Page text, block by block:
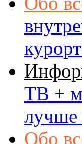
ТВ +
лучше
Обо